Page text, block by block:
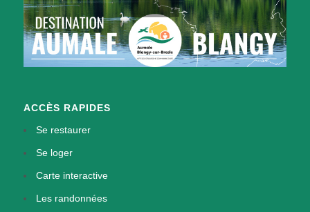
ACCÈS RAPIDES
Se restaurer
Se loger
Carte interactive
Les randonnées